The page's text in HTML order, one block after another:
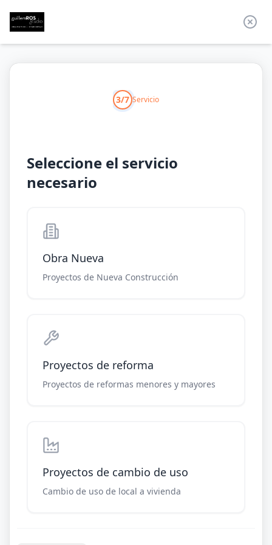
3/7 Servicio
Seleccione el servicio
necesario
Obra Nueva
Proyectos de Nueva Construcción
Proyectos de reforma
Proyectos de reformas menores y mayores
Proyectos de cambio de uso
Cambio de uso de local a vivienda